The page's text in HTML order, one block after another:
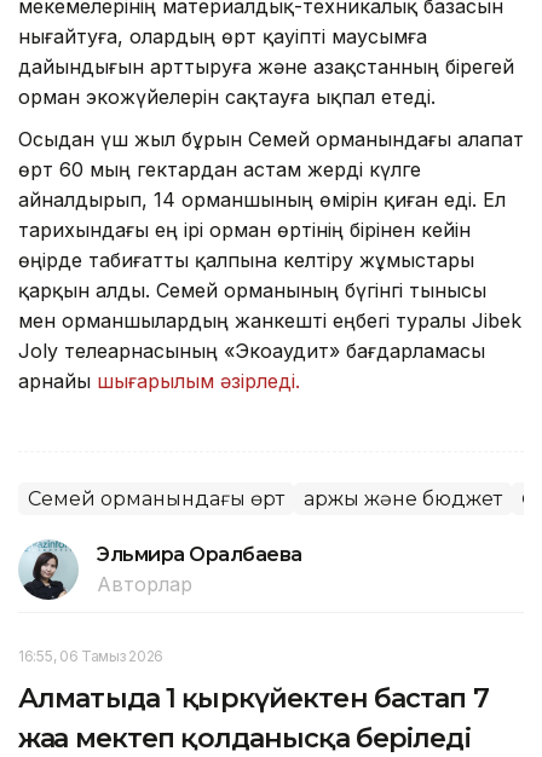
мекемелерінің материалдық-техникалық базасын
нығайтуға, олардың өрт қауіпті маусымға
дайындығын арттыруға және Қазақстанның бірегей
орман экожүйелерін сақтауға ықпал етеді.
Осыдан үш жыл бұрын Семей орманындағы алапат
өрт 60 мың гектардан астам жерді күлге
айналдырып, 14 орманшының өмірін қиған еді. Ел
тарихындағы ең ірі орман өртінің бірінен кейін
өңірде табиғатты қалпына келтіру жұмыстары
қарқын алды. Семей орманының бүгінгі тынысы
мен орманшылардың жанкешті еңбегі туралы Jibek
Joly телеарнасының «Экоаудит» бағдарламасы
арнайы шығарылым әзірледі.
Семей орманындағы өрт Қаржы және бюджет
Эльмира Оралбаева
Авторлар
16:55, 06 Тамыз 2026
Алматыда 1 қыркүйектен бастап 7
жаңа мектеп қолданысқа беріледі